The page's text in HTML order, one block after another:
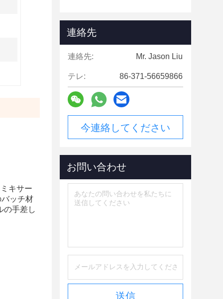
キサー
ッチ材
の手差し
連絡先
連絡先: Mr. Jason Liu
テレ: 86-371-56659866
今連絡してください
お問い合わせ
送信